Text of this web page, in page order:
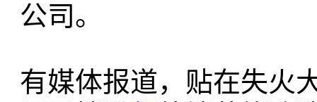
公司。
有媒体报道，贴在失火